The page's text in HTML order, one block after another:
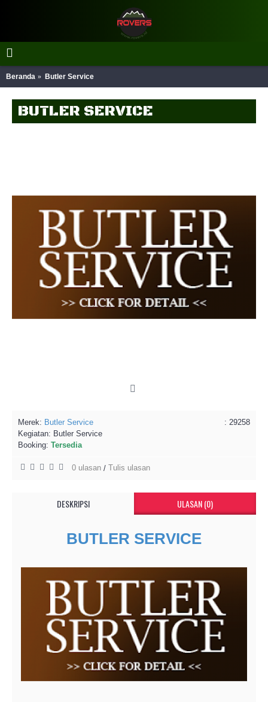
Beranda Butler Service
BUTLER SERVICE
: 29258
Merek: Butler Service
Kegiatan: Butler Service
Booking: Tersedia
0 ulasan / Tulis ulasan
DESKRIPSI ULASAN (0)
BUTLER SERVICE